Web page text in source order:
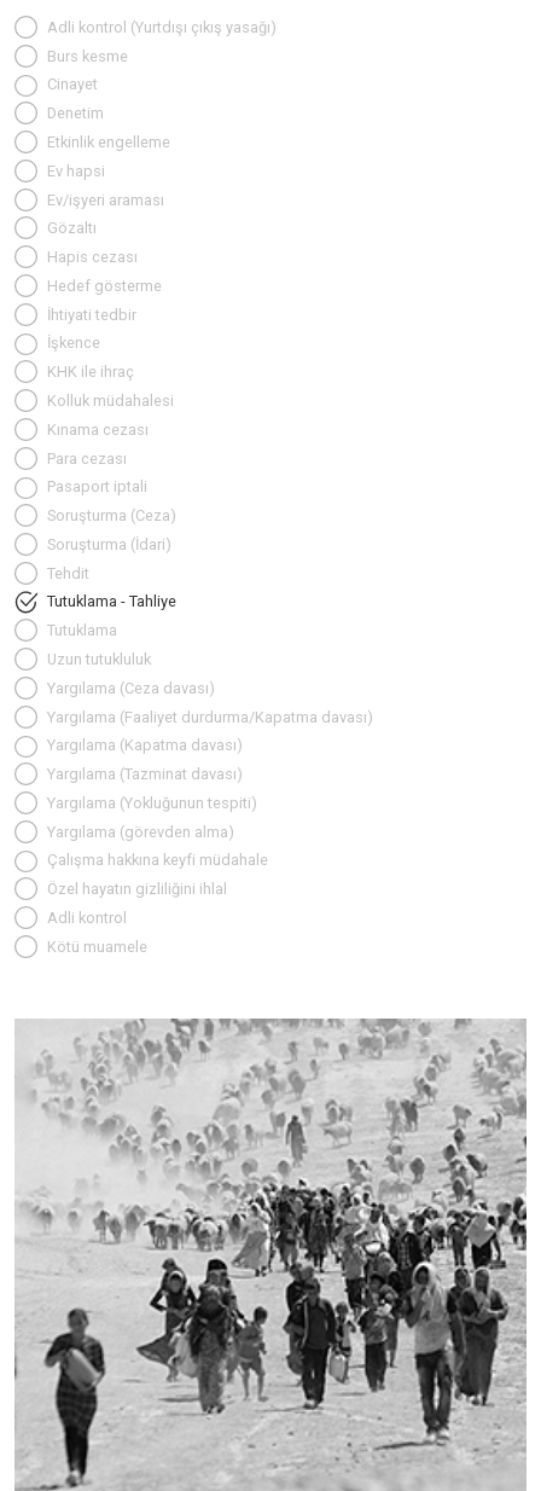
Adli kontrol (Yurtdışı çıkış yasağı)
Burs kesme
Cinayet
Denetim
Etkinlik engelleme
Ev hapsi
Ev/işyeri araması
Gözaltı
Hapis cezası
Hedef gösterme
İhtiyati tedbir
İşkence
KHK ile ihraç
Kolluk müdahalesi
Kınama cezası
Para cezası
Pasaport iptali
Soruşturma (Ceza)
Soruşturma (İdari)
Tehdit
Tutuklama - Tahliye
Tutuklama
Uzun tutukluluk
Yargılama (Ceza davası)
Yargılama (Faaliyet durdurma/Kapatma davası)
Yargılama (Kapatma davası)
Yargılama (Tazminat davası)
Yargılama (Yokluğunun tespiti)
Yargılama (görevden alma)
Çalışma hakkına keyfi müdahale
Özel hayatın gizliliğini ihlal
Adli kontrol
Kötü muamele